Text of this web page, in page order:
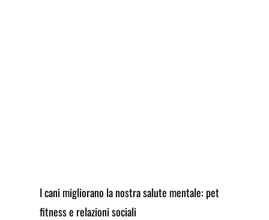
I cani migliorano la nostra salute mentale: pet
fitness e relazioni sociali